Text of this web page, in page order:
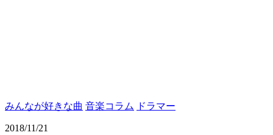
みんなが好きな曲 音楽コラム ドラマー
2018/11/21